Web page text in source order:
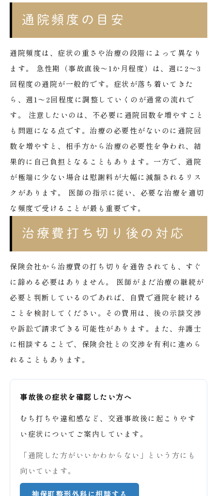
通院頻度の目安
通院頻度は、症状の重さや治療の段階によって異なり
ます。
急性期（事故直後〜1か月程度）は、週に2〜3
回程度の通院が一般的です。症状が落ち着いてきた
ら、週1〜2回程度に調整していくのが通常の流れで
す。
注意したいのは、不必要に通院回数を増やすこと
も問題になる点です。治療の必要性がないのに通院回
数を増やすと、相手方から治療の必要性を争われ、結
果的に自己負担となることもあります。一方で、通院
が極端に少ない場合は慰謝料が大幅に減額されるリス
クがあります。
医師の指示に従い、必要な治療を適切
な頻度で受けることが最も重要です。
治療費打ち切り後の対応
保険会社から治療費の打ち切りを通告されても、すぐ
に諦める必要はありません。
医師がまだ治療の継続が
必要と判断しているのであれば、自費で通院を続ける
ことを検討してください。その費用は、後の示談交渉
や訴訟で請求できる可能性があります。また、弁護士
に相談することで、保険会社との交渉を有利に進めら
れることもあります。
事故後の症状を確認したい方へ
むち打ちや違和感など、交通事故後に起こりやす
い症状についてご案内しています。
「通院した方がいいかわからない」という方にも
向いています。
神保町整形外科に相談する